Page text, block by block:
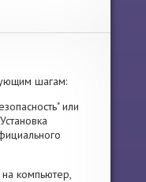
шагам:
или
компьютер,